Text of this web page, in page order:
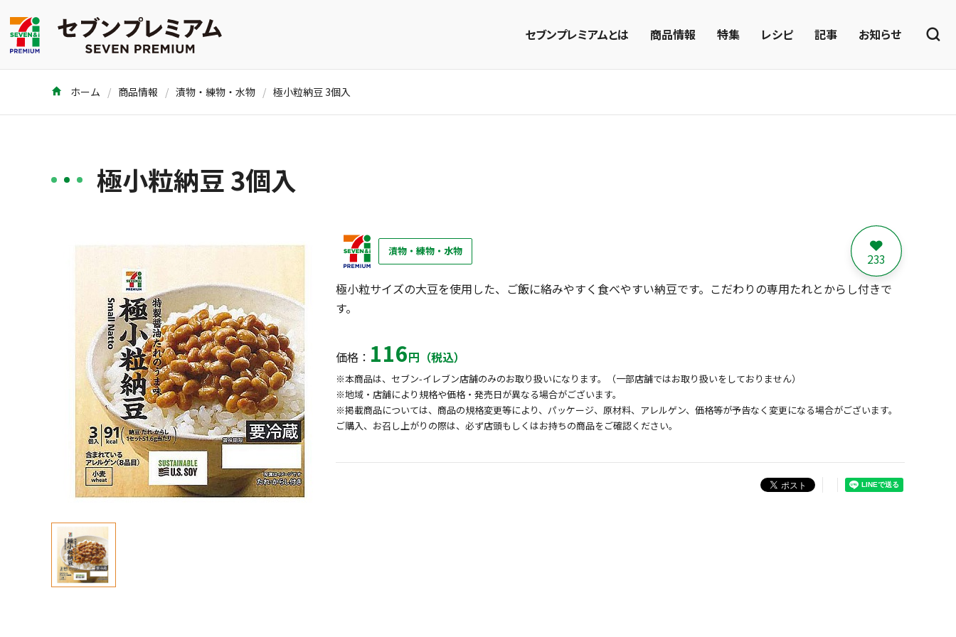
セブンプレミアムとは 商品情報 特集 レシピ 記事 お知らせ
ホーム 商品情報 漬物・練物・水物 極小粒納豆 3個入
極小粒納豆 3個入
漬物・練物・水物 233
極小粒サイズの大豆を使用した、ご飯に絡みやすく食べやすい納豆です。こだわりの専用たれとからし付きで
す。
価格： 116円（税込）
※本商品は、セブン-イレブン店舗のみのお取り扱いになります。（一部店舗ではお取り扱いをしておりません）
※地域・店舗により規格や価格・発売日が異なる場合がございます。
※掲載商品については、商品の規格変更等により、パッケージ、原材料、アレルゲン、価格等が予告なく変更になる場合がございます。
ご購入、お召し上がりの際は、必ず店頭もしくはお持ちの商品をご確認ください。